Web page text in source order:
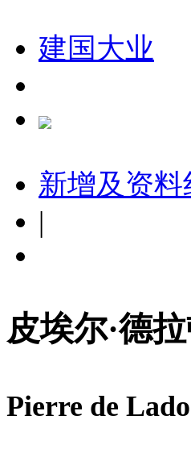
建国大业
新增及资料
|
皮埃尔·德
Pierre de